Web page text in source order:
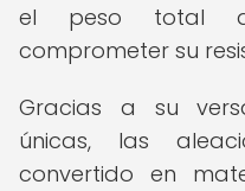
el peso total
comprometer su
Gracias a su
únicas, las
convertido en